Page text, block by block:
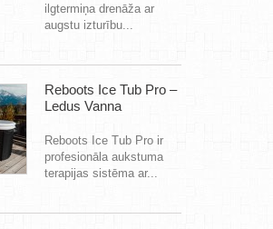
ilgtermiņa drenāža ar
augstu izturību...
Reboots Ice Tub Pro –
Ledus Vanna
Reboots Ice Tub Pro ir
profesionāla aukstuma
terapijas sistēma ar...